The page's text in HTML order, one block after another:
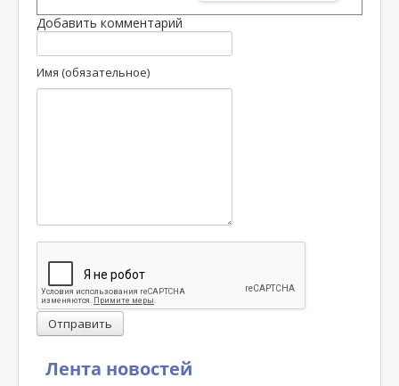
Лента новостей
Добавить комментарий
Имя (обязательное)
Отправить